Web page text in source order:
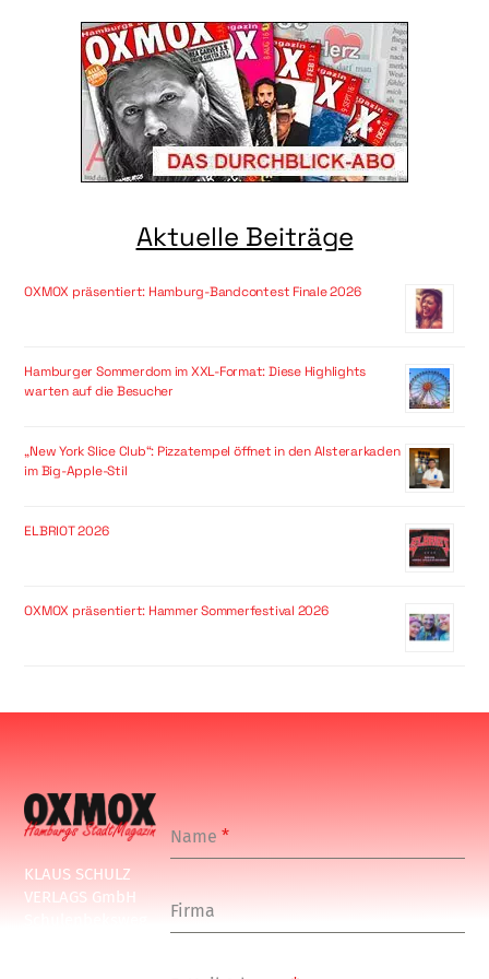
Aktuelle Beiträge
OXMOX präsentiert: Hamburg-Bandcontest Finale 2026
Hamburger Sommerdom im XXL-Format: Diese Highlights
warten auf die Besucher
„New York Slice Club“: Pizzatempel öffnet in den Alsterarkaden
im Big-Apple-Stil
ELBRIOT 2026
OXMOX präsentiert: Hammer Sommerfestival 2026
KLAUS SCHULZ
VERLAGS GmbH
Name*
Firma